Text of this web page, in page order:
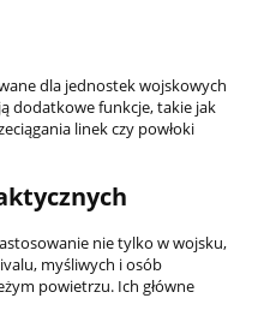
dla jednostek wojskowych
dodatkowe funkcje, takie jak
linek czy powłoki
nie tylko w wojsku,
myśliwych i osób
powietrzu. Ich główne